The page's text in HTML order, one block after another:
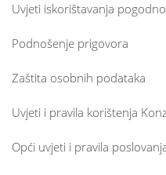
Uvjeti iskorištavanja
Podnošenje prigovora
Zaštita osobnih podataka
Uvjeti i pravila korištenja
Opći uvjeti i pravila